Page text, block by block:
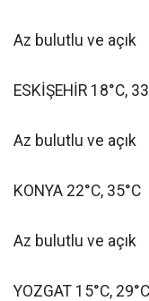
Az bulutlu ve açık
ESKİŞEHİR 18°C,
Az bulutlu ve açık
KONYA 22°C, 35°C
Az bulutlu ve açık
YOZGAT 15°C, 29°C